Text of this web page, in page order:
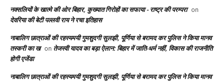
नक्सलियों के खात्मे की ओर बिहार, कुख्यात गिरोहों का सफाया - राष्ट्र की परम्परा on
देवरिया की बेटी पल्लवी राय ने रचा इतिहास
नाबालिग छात्राओं की रहस्यमयी गुमशुदगी सुलझी, पूर्णिया से बरामद कर पुलिस ने किया मानव
तस्करी का ख on तेजस्वी यादव का बड़ा ऐलान: बिहार में जाति-धर्म नहीं, विकास की राजनीति
होगी एजेंडा
नाबालिग छात्राओं की रहस्यमयी गुमशुदगी सुलझी, पूर्णिया से बरामद कर पुलिस ने किया मानव